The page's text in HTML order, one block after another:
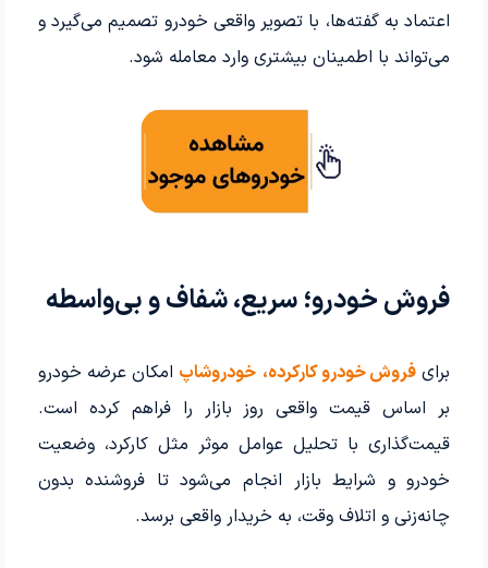
اعتماد به گفته‌ها، با تصویر واقعی خودرو تصمیم می‌گیرد و
می‌تواند با اطمینان بیشتری وارد معامله شود.
فروش خودرو؛ سریع، شفاف و بی‌واسطه
برای فروش خودرو کارکرده، خودروشاپ امکان عرضه خودرو
بر اساس قیمت واقعی روز بازار را فراهم کرده است.
قیمت‌گذاری با تحلیل عوامل موثر مثل کارکرد، وضعیت
خودرو و شرایط بازار انجام می‌شود تا فروشنده بدون
چانه‌زنی و اتلاف وقت، به خریدار واقعی برسد.